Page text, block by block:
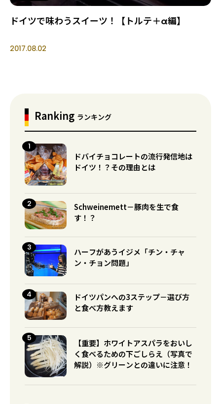
ドイツで味わうスイーツ！【トルテ＋α編】
2017.08.02
Ranking ランキング
ドバイチョコレートの流行発信地は
ドイツ！？その理由とは
Schweinemett－豚肉を生で食
す！？
ハーフがあうイジメ「チン・チャ
ン・チョン問題」
ドイツパンへの3ステップ－選び方
と食べ方教えます
【重要】ホワイトアスパラをおいし
く食べるための下ごしらえ（写真で
解説）※グリーンとの違いに注意！